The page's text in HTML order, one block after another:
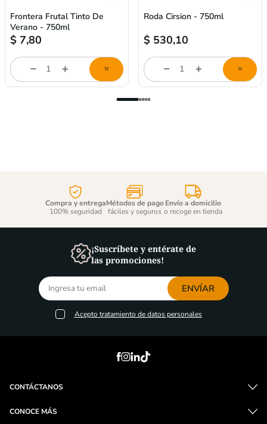
Frontera Frutal Tinto De
Verano - 750ml
$ 7,80
store/product-
list.quantityStepper.label
Roda Cirsion - 750ml
$ 530,10
store/product-
Compra y entrega
100% seguridad
Métodos de pago
fáciles y seguros
Envío a domicilio
o recoge en tienda
¡Suscríbete y entérate de
las promociones!
ENVÍAR
Acepto tratamiento de datos personales
CONTÁCTANOS
CONOCE MÁS